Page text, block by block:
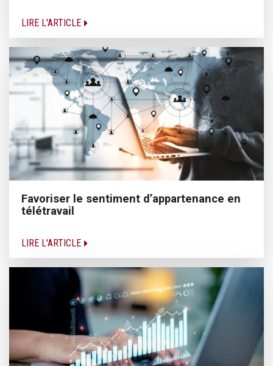
LIRE L'ARTICLE
Favoriser le sentiment d’appartenance en
télétravail
LIRE L'ARTICLE